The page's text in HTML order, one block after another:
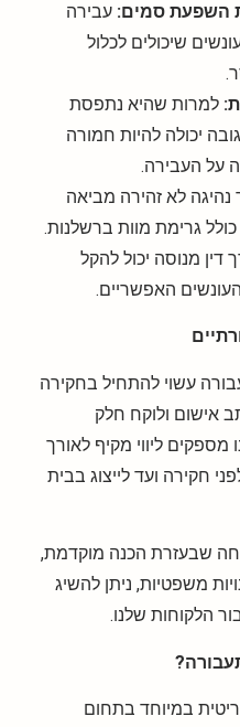
השפעת סמים: עבירה
שיכולים לכלול
למרות שהיא נתפסת
יכולה להיות חמורה
על העבירה.
לא זהירה מביאה
גרימת מוות ברשלנות.
מנוסה יכול להקל
האפשריים.
עשוי להתחיל בחקירה
אישום ולוקח חלק
מספקים ליווי מקיף לאורך
חקירה ועד לייצוג בבית
שבעזרת הכנה מוקדמת,
משפטיות, ניתן להשיג
הלקוחות שלנו.
במיוחד בתחום